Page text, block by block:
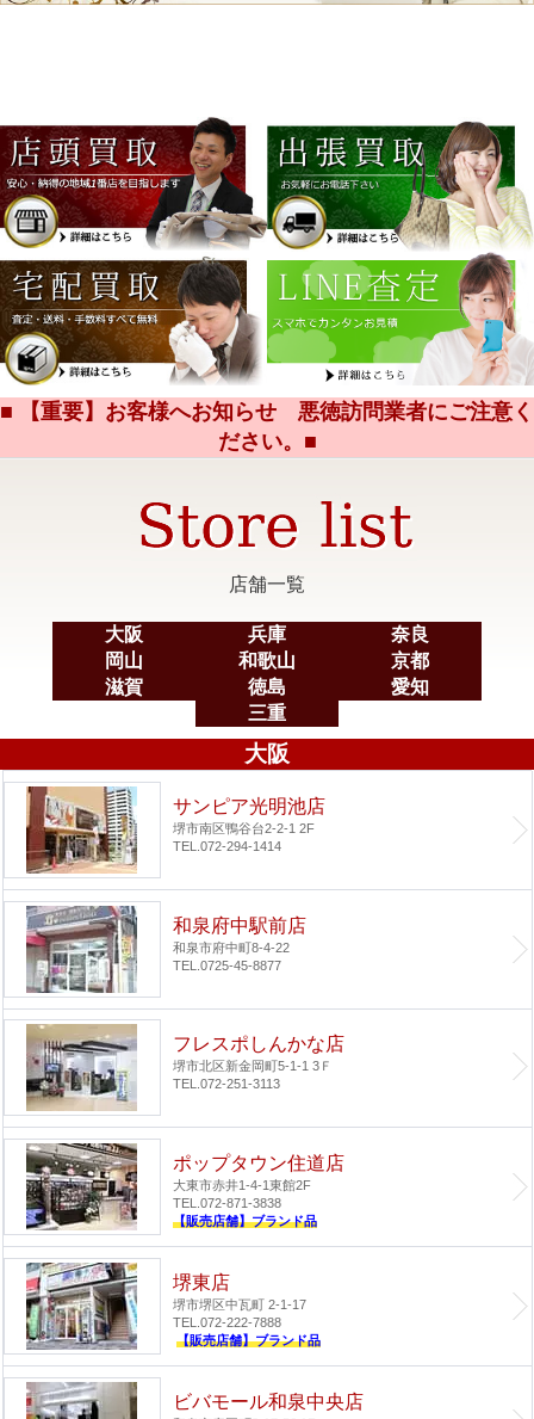
■ 【重要】お客様へお知らせ 悪徳訪問業者にご注意く
ださい。■
店舗一覧
大阪 兵庫
奈良
岡山
和歌山
京都
滋賀
徳島
愛知
三重
大阪
サンピア光明池店
堺市南区鴨谷台2-2-1 2F
TEL.072-294-1414
和泉府中駅前店
和泉市府中町8-4-22
TEL.0725-45-8877
フレスポしんかな店
堺市北区新金岡町5-1-1 3Ｆ
TEL.072-251-3113
ポップタウン住道店
大東市赤井1-4-1東館2F
TEL.072-871-3838
【販売店舗】ブランド品
堺東店
堺市堺区中瓦町 2-1-17
TEL.072-222-7888
【販売店舗】ブランド品
ビバモール和泉中央店